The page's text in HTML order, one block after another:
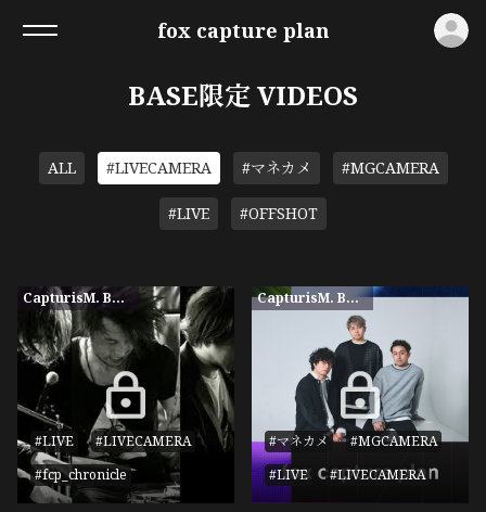
fox capture plan
BASE限定 VIDEOS
ALL #LIVECAMERA #マネカメ #MGCAMERA
#LIVE #OFFSHOT
CapturisM. BASE限定
#LIVE
#LIVECAMERA
#fcp_chronicle
CapturisM. BASE限定
#マネカメ
#MGCAMERA
#LIVE
#LIVECAMERA